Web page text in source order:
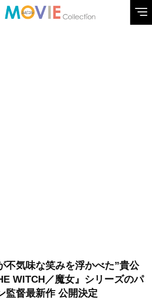
不気味な笑みを浮かべた”貴公
WITCH／魔女』シリーズのパ
監督最新作 公開決定